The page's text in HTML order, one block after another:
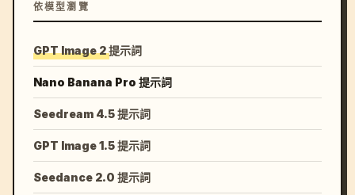
依模型瀏覽
GPT Image 2 提示詞
Nano Banana Pro 提示詞
Seedream 4.5 提示詞
GPT Image 1.5 提示詞
Seedance 2.0 提示詞